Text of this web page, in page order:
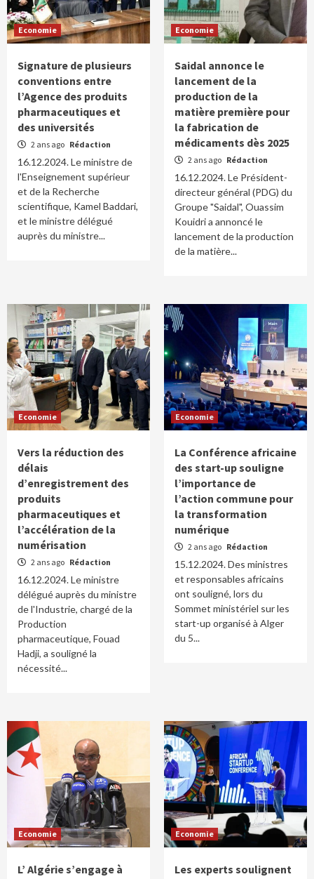
Economie
Signature de plusieurs
conventions entre
l’Agence des produits
pharmaceutiques et
des universités
2 ans ago Rédaction
16.12.2024. Le ministre de
l'Enseignement supérieur
et de la Recherche
scientifique, Kamel Baddari,
et le ministre délégué
auprès du ministre...
Economie
Saidal annonce le
lancement de la
production de la
matière première pour
la fabrication de
médicaments dès 2025
2 ans ago Rédaction
16.12.2024. Le Président-
directeur général (PDG) du
Groupe "Saidal", Ouassim
Kouidri a annoncé le
lancement de la production
de la matière...
Economie
Vers la réduction des
délais
d’enregistrement des
produits
pharmaceutiques et
l’accélération de la
numérisation
2 ans ago Rédaction
16.12.2024. Le ministre
délégué auprès du ministre
de l'Industrie, chargé de la
Production
pharmaceutique, Fouad
Hadji, a souligné la
nécessité...
Economie
La Conférence africaine
des start-up souligne
l’importance de
l’action commune pour
la transformation
numérique
2 ans ago Rédaction
15.12.2024. Des ministres
et responsables africains
ont souligné, lors du
Sommet ministériel sur les
start-up organisé à Alger
du 5...
Economie
L’ Algérie s’engage à
Economie
Les experts soulignent